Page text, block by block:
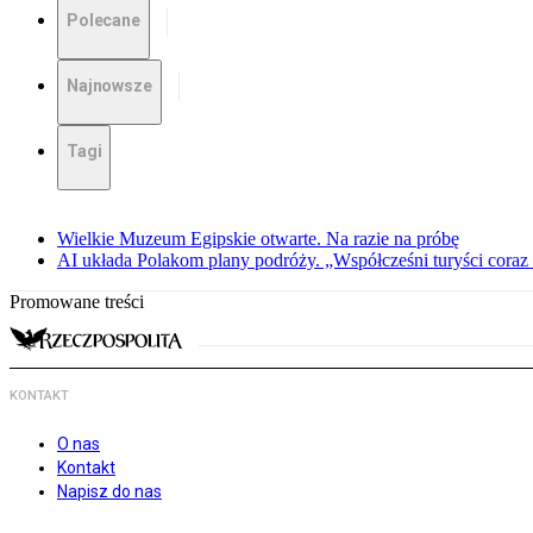
Polecane
Najnowsze
Tagi
Wielkie Muzeum Egipskie otwarte. Na razie na próbę
AI układa Polakom plany podróży. „Współcześni turyści
Promowane treści
KONTAKT
O nas
Kontakt
Napisz do nas